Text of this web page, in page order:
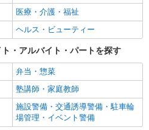
医療・介護・福祉
ヘルス・ビューティー
・アルバイト・パートを探す
弁当・惣菜
塾講師・家庭教師
施設警備・交通誘導警備・駐車輪
場管理・イベント警備